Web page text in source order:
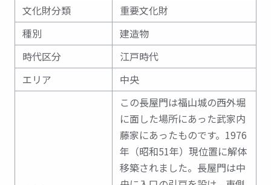
文化財分類
重要文化財
種別
建造物
時代区分
江戸時代
エリア
中央
この長屋門は福山城の西外堀
に面した場所にあった武家内
藤家にあったものです。1976
年（昭和51年）現位置に解体
移築されました。長屋門は中